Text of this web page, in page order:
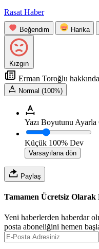
Rasat Haber
Beğendim Harika
Kızgın
Erman Toroğlu
Normal (100%)
Yazı Boyutunu Ayarla
Küçük 100% Dev
Varsayılana dön
Paylaş
Tamamen Ücretsiz
Yeni haberlerden haberdar
posta aboneliğini hemen